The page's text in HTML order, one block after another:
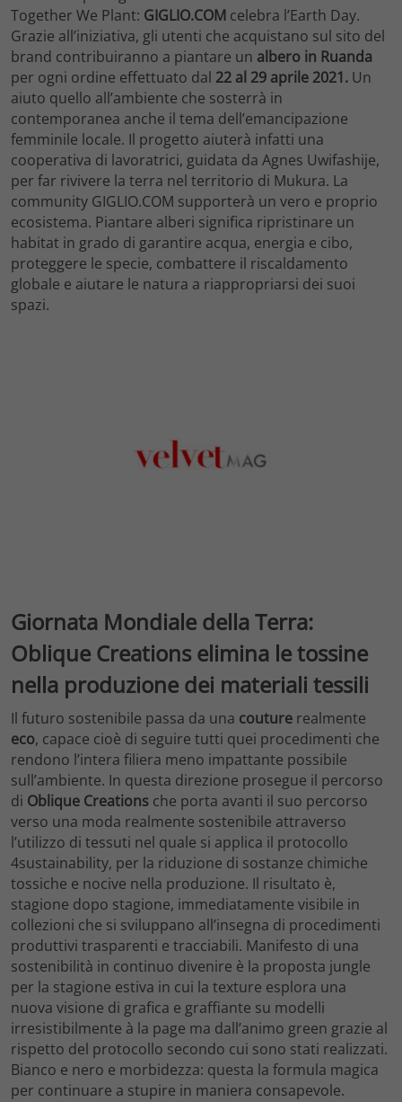
Together We Plant: GIGLIO.COM celebra l’Earth Day.
Grazie all’iniziativa, gli utenti che acquistano sul sito del
brand contribuiranno a piantare un albero in Ruanda
per ogni ordine effettuato dal 22 al 29 aprile 2021. Un
aiuto quello all’ambiente che sosterrà in
contemporanea anche il tema dell’emancipazione
femminile locale. Il progetto aiuterà infatti una
cooperativa di lavoratrici, guidata da Agnes Uwifashije,
per far rivivere la terra nel territorio di Mukura. La
community GIGLIO.COM supporterà un vero e proprio
ecosistema. Piantare alberi significa ripristinare un
habitat in grado di garantire acqua, energia e cibo,
proteggere le specie, combattere il riscaldamento
globale e aiutare le natura a riappropriarsi dei suoi
spazi.
Giornata Mondiale della Terra:
Oblique Creations elimina le tossine
nella produzione dei materiali tessili
Il futuro sostenibile passa da una couture realmente
eco, capace cioè di seguire tutti quei procedimenti che
rendono l’intera filiera meno impattante possibile
sull’ambiente. In questa direzione prosegue il percorso
di Oblique Creations che porta avanti il suo percorso
verso una moda realmente sostenibile attraverso
l’utilizzo di tessuti nel quale si applica il protocollo
4sustainability, per la riduzione di sostanze chimiche
tossiche e nocive nella produzione. Il risultato è,
stagione dopo stagione, immediatamente visibile in
collezioni che si sviluppano all’insegna di procedimenti
produttivi trasparenti e tracciabili. Manifesto di una
sostenibilità in continuo divenire è la proposta jungle
per la stagione estiva in cui la texture esplora una
nuova visione di grafica e graffiante su modelli
irresistibilmente à la page ma dall’animo green grazie al
rispetto del protocollo secondo cui sono stati realizzati.
Bianco e nero e morbidezza: questa la formula magica
per continuare a stupire in maniera consapevole.